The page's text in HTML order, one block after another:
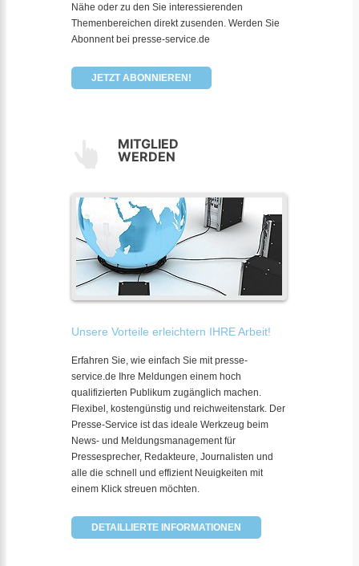
Nähe oder zu den Sie interessierenden
Themenbereichen direkt zusenden. Werden Sie
Abonnent bei presse-service.de
JETZT ABONNIEREN!
MITGLIED
WERDEN
Unsere Vorteile erleichtern IHRE Arbeit!
Erfahren Sie, wie einfach Sie mit presse-
service.de Ihre Meldungen einem hoch
qualifizierten Publikum zugänglich machen.
Flexibel, kostengünstig und reichweitenstark. Der
Presse-Service ist das ideale Werkzeug beim
News- und Meldungsmanagement für
Pressesprecher, Redakteure, Journalisten und
alle die schnell und effizient Neuigkeiten mit
einem Klick streuen möchten.
DETAILLIERTE INFORMATIONEN